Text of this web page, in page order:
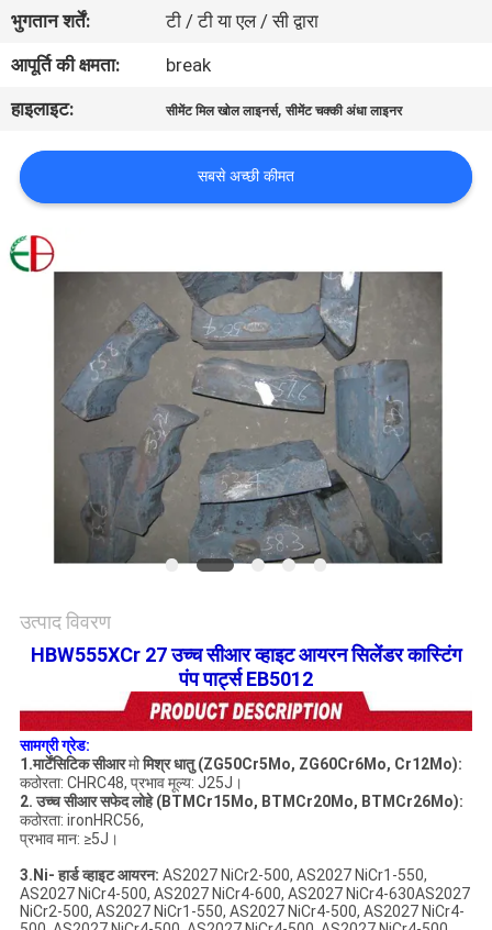
संपर्क
करें
समाचार
एक
उद्धरण
साइटमैप
गोपनीयता
भुगतान शर्तें:
टी / टी या एल / सी द्वारा
आपूर्ति की क्षमता:
break
हाइलाइट:
सीमेंट मिल खोल लाइनर्स,सीमेंट चक्की अंधा लाइनर
सबसे अच्छी कीमत
उत्पाद विवरण
HBW555XCr 27 उच्च सीआर व्हाइट आयरन सिलेंडर कास्टिंग
पंप पार्ट्स EB5012
सामग्री ग्रेड:
1.मार्टेंसिटिक सीआरमोमिश्र धातु (ZG50Cr5Mo, ZG60Cr6Mo, Cr12Mo):
कठोरता: CHRC48, प्रभाव मूल्य: J25J।
2. उच्च सीआर सफेद लोहे (BTMCr15Mo, BTMCr20Mo, BTMCr26Mo):
कठोरता: ironHRC56,
प्रभाव मान: ≥5J।
3.Ni- हार्ड व्हाइट आयरन: AS2027 NiCr2-500, AS2027 NiCr1-550,
AS2027 NiCr4-500, AS2027 NiCr4-600, AS2027 NiCr4-630AS2027
NiCr2-500, AS2027 NiCr1-550, AS2027 NiCr4-500, AS2027 NiCr4-